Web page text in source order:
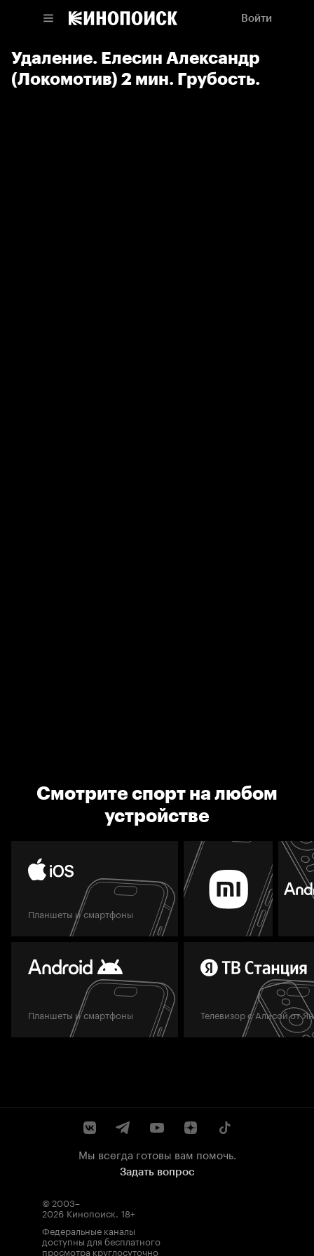
Войти
Удаление. Елесин Александр
(Локомотив) 2 мин. Грубость.
Смотрите спорт на любом
устройстве
Планшеты и смартфоны
Планшеты и смартфоны Телевизор с Алисой от
Мы всегда готовы вам помочь.
Задать вопрос
© 2003–
2026 Кинопоиск. 18+
Федеральные каналы
доступны для бесплатного
просмотра круглосуточно